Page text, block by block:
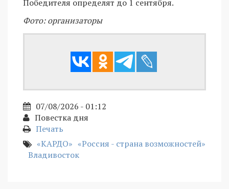
Победителя определят до 1 сентября.
Фото: организаторы
07/08/2026 - 01:12
Повестка дня
Печать
«КАРДО» «Россия - страна возможностей»
Владивосток